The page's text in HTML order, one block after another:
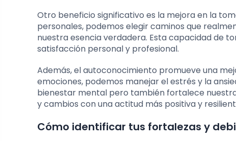
Otro beneficio significativo es la mejora en la
personales, podemos elegir caminos que
nuestra esencia verdadera. Esta capacidad de
satisfacción personal y profesional.
Además, el autoconocimiento promueve una
emociones, podemos manejar el estrés y la
bienestar mental pero también fortalece
y cambios con una actitud más positiva y
Cómo identificar tus fortalezas y